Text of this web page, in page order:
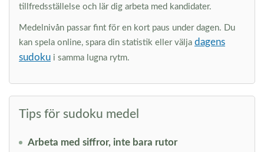
tillfredsställelse och lär dig arbeta med kandidater.
Medelnivån passar fint för en kort paus under dagen. Du
kan spela online, spara din statistik eller välja dagens
sudoku i samma lugna rytm.
Tips för sudoku medel
Arbeta med siffror, inte bara rutor